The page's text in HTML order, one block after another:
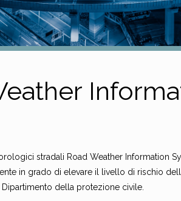
stradali Road Weather Information
in grado di elevare il livello di rischio
della protezione civile.